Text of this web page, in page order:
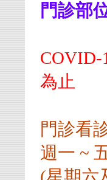
門診部
為止
門診看
週一 ~